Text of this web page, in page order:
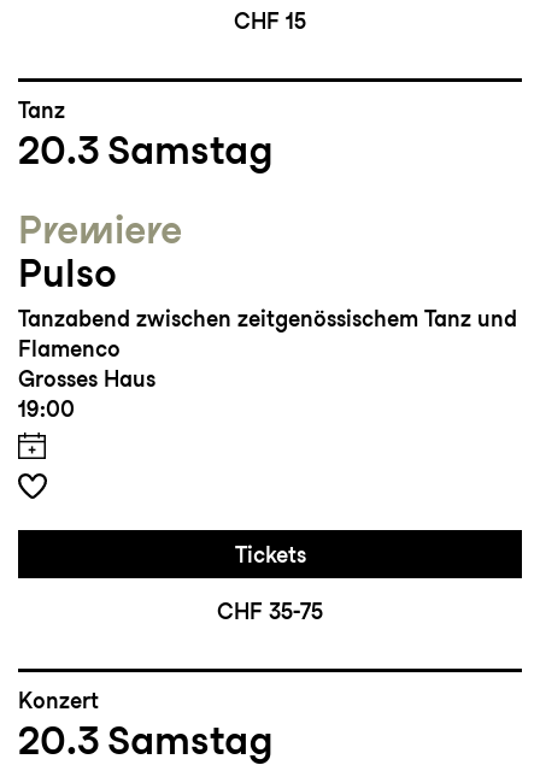
CHF 15
Tanz
20.3 Samstag
Premiere
Pulso
Tanzabend zwischen zeitgenössischem Tanz und
Flamenco
Grosses Haus
19:00
Tickets
CHF 35-75
Konzert
20.3 Samstag